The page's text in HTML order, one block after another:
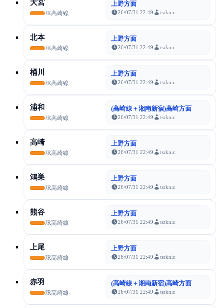
大宮
JR高崎線
上野方面
26/07/31 22:49 tsrknic
北本
JR高崎線
上野方面
26/07/31 22:49 tsrknic
桶川
JR高崎線
上野方面
26/07/31 22:49 tsrknic
浦和
JR高崎線
(高崎線＋湘南新宿)高崎方面
26/07/31 22:49 tsrknic
高崎
JR高崎線
上野方面
26/07/31 22:49 tsrknic
鴻巣
JR高崎線
上野方面
26/07/31 22:49 tsrknic
熊谷
JR高崎線
上野方面
26/07/31 22:49 tsrknic
上尾
JR高崎線
上野方面
26/07/31 22:49 tsrknic
赤羽
JR高崎線
(高崎線＋湘南新宿)高崎方面
26/07/31 22:49 tsrknic